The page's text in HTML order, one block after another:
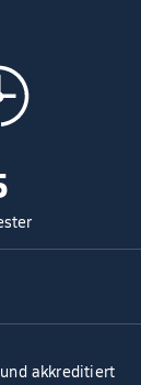
akkreditiert